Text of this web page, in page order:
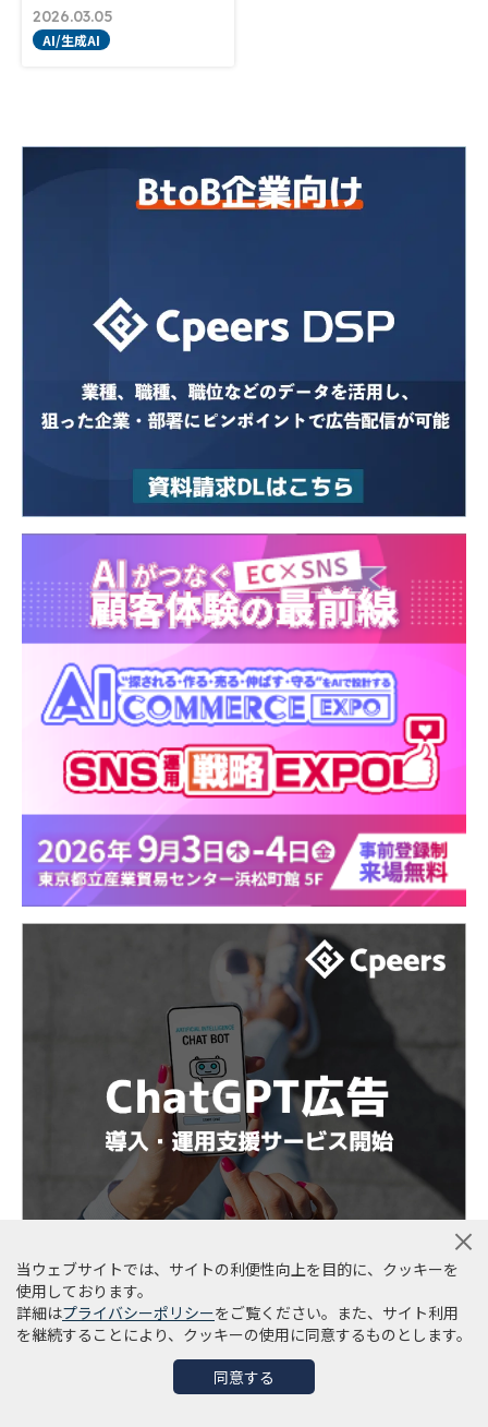
2026.03.05
AI/生成AI
当ウェブサイトでは、サイトの利便性向上を目的に、クッキーを
使用しております。
詳細はプライバシーポリシーをご覧ください。また、サイト利用
を継続することにより、クッキーの使用に同意するものとします。
同意する